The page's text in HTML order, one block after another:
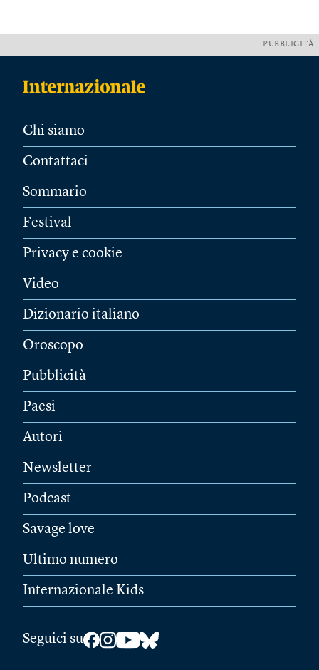
PUBBLICITÀ
Chi siamo
Contattaci
Sommario
Festival
Privacy e cookie
Video
Dizionario italiano
Oroscopo
Pubblicità
Paesi
Autori
Newsletter
Podcast
Savage love
Ultimo numero
Internazionale Kids
Seguici su